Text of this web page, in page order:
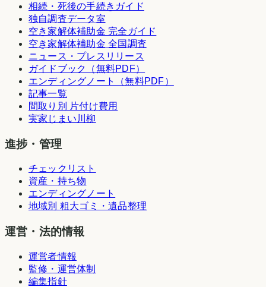
相続・死後の手続きガイド
独自調査データ室
空き家解体補助金 完全ガイド
空き家解体補助金 全国調査
ニュース・プレスリリース
ガイドブック（無料PDF）
エンディングノート（無料PDF）
記事一覧
間取り別 片付け費用
実家じまい川柳
進捗・管理
チェックリスト
資産・持ち物
エンディングノート
地域別 粗大ゴミ・遺品整理
運営・法的情報
運営者情報
監修・運営体制
編集指針